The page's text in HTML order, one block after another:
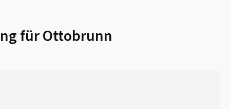
fürOttobrunn